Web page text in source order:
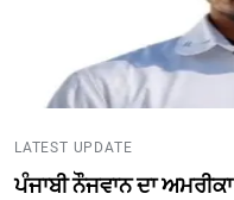
LATEST UPDATE
ਪੰਜਾਬੀ ਨੌਜਵਾਨ ਦਾ